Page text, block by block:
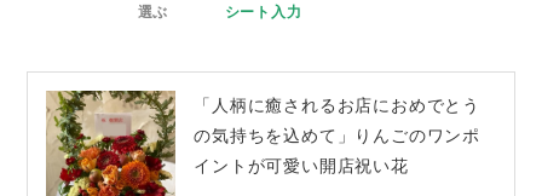
選ぶ
シート入力
「人柄に癒されるお店におめでとう
の気持ちを込めて」りんごのワンポ
イントが可愛い開店祝い花